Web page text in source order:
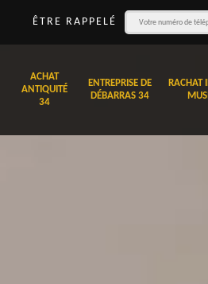
ÊTRE RAPPELÉ
ACHAT
ANTIQUITÉ
34
ENTREPRISE DE
DÉBARRAS 34
RACHAT